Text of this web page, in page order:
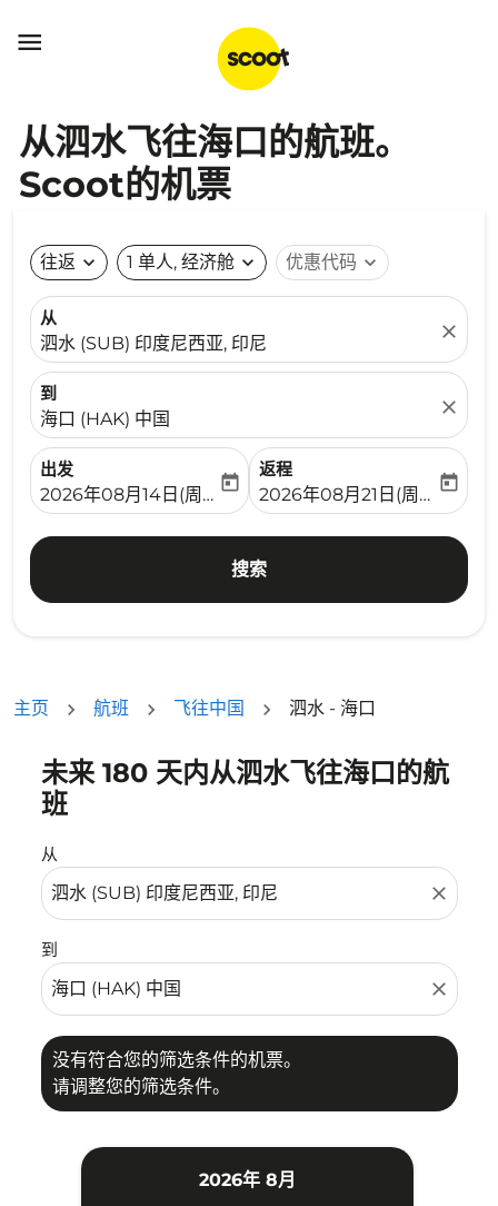

从泗水飞往海口的航班。
Scoot的机票
往返 expand_more 1 单人, 经济舱 expand_more 优惠代码 expand_more
从
泗水 (SUB) 印度尼西亚, 印尼
close
到
海口 (HAK) 中国
close
出发
fc-booking-departure-date-aria-label
2026年08月14日(周五)
today
返程
fc-booking-return-date-
2026年08月21日(周五)
today
搜索
主页 航班 飞往中国 泗水 - 海口
未来 180 天内从泗水飞往海口的航
班
从
close
到
close
没有符合您的筛选条件的机票。
请调整您的筛选条件。
没有符合您的筛选条件的机票。请调整您的筛选条件。
2026年 8月